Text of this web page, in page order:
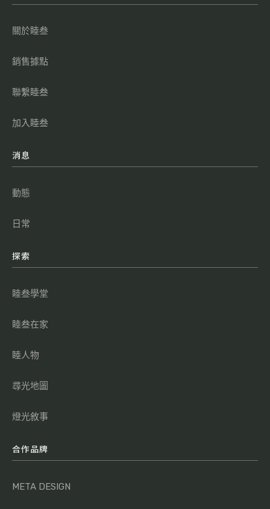
關於睦叁
銷售據點
聯繫睦叁
加入睦叁
消息
動態
日常
探索
睦叁學堂
睦叁在家
睦人物
尋光地圖
燈光敘事
合作品牌
META DESIGN